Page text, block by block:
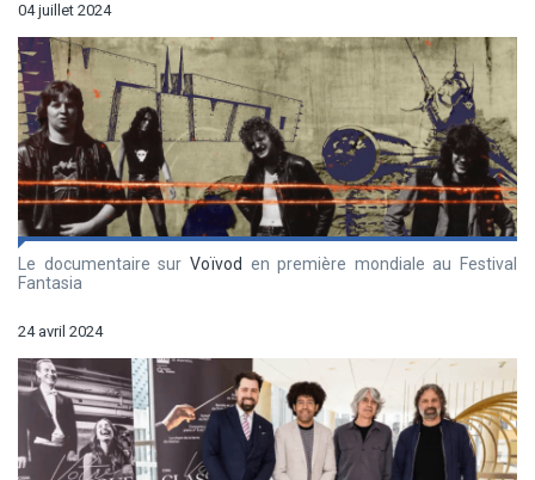
04 juillet 2024
Le documentaire sur Voïvod en première mondiale au Festival
Fantasia
24 avril 2024